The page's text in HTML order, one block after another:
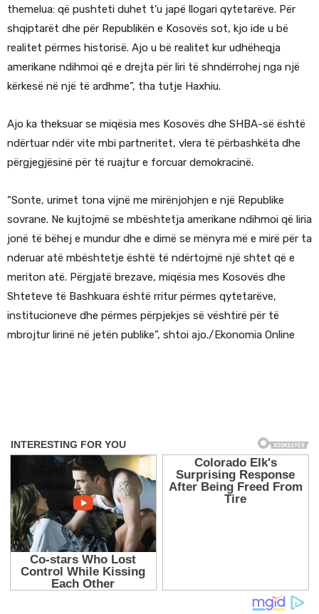
themelua: që pushteti duhet t’u japë llogari qytetarëve. Për
shqiptarët dhe për Republikën e Kosovës sot, kjo ide u bë
realitet përmes historisë. Ajo u bë realitet kur udhëheqja
amerikane ndihmoi që e drejta për liri të shndërrohej nga një
kërkesë në një të ardhme”, tha tutje Haxhiu.
Ajo ka theksuar se miqësia mes Kosovës dhe SHBA-së është
ndërtuar ndër vite mbi partneritet, vlera të përbashkëta dhe
përgjegjësinë për të ruajtur e forcuar demokracinë.
“Sonte, urimet tona vijnë me mirënjohjen e një Republike
sovrane. Ne kujtojmë se mbështetja amerikane ndihmoi që liria
jonë të bëhej e mundur dhe e dimë se mënyra më e mirë për ta
nderuar atë mbështetje është të ndërtojmë një shtet që e
meriton atë. Përgjatë brezave, miqësia mes Kosovës dhe
Shteteve të Bashkuara është rritur përmes qytetarëve,
institucioneve dhe përmes përpjekjes së vështirë për të
mbrojtur lirinë në jetën publike”, shtoi ajo./Ekonomia Online